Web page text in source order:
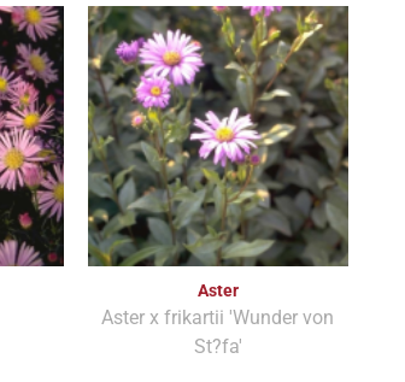
Aster
Aster x frikartii 'Wunder von
St?fa'